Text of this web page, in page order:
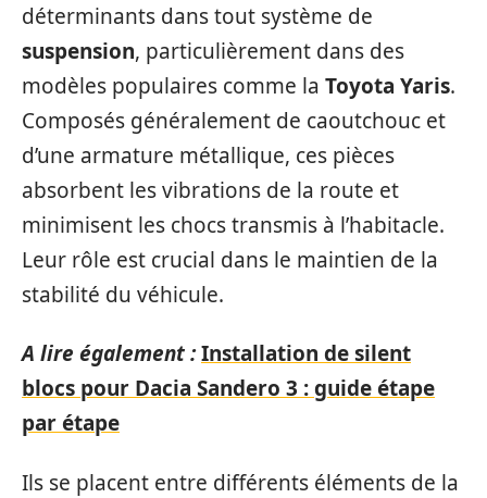
déterminants dans tout système de
suspension, particulièrement dans des
modèles populaires comme la Toyota Yaris.
Composés généralement de caoutchouc et
d’une armature métallique, ces pièces
absorbent les vibrations de la route et
minimisent les chocs transmis à l’habitacle.
Leur rôle est crucial dans le maintien de la
stabilité du véhicule.
A lire également :Installation de silent
blocs pour Dacia Sandero 3 : guide étape
par étape
Ils se placent entre différents éléments de la